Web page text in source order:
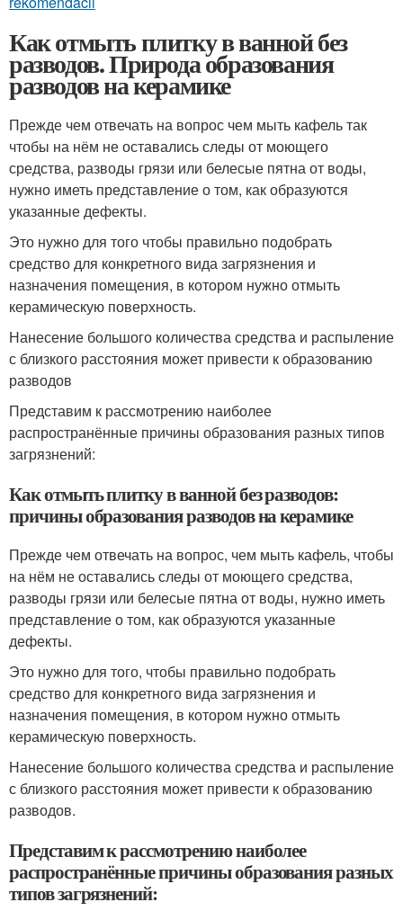
Как отмыть плитку в ванной без
разводов. Природа образования
разводов на керамике
Прежде чем отвечать на вопрос чем мыть кафель так
чтобы на нём не оставались следы от моющего
средства, разводы грязи или белесые пятна от воды,
нужно иметь представление о том, как образуются
указанные дефекты.
Это нужно для того чтобы правильно подобрать
средство для конкретного вида загрязнения и
назначения помещения, в котором нужно отмыть
керамическую поверхность.
Нанесение большого количества средства и распыление
с близкого расстояния может привести к образованию
разводов
Представим к рассмотрению наиболее
распространённые причины образования разных типов
загрязнений:
Как отмыть плитку в ванной без разводов:
причины образования разводов на керамике
Прежде чем отвечать на вопрос, чем мыть кафель, чтобы
на нём не оставались следы от моющего средства,
разводы грязи или белесые пятна от воды, нужно иметь
представление о том, как образуются указанные
дефекты.
Это нужно для того, чтобы правильно подобрать
средство для конкретного вида загрязнения и
назначения помещения, в котором нужно отмыть
керамическую поверхность.
Нанесение большого количества средства и распыление
с близкого расстояния может привести к образованию
разводов.
Представим к рассмотрению наиболее
распространённые причины образования разных
типов загрязнений: